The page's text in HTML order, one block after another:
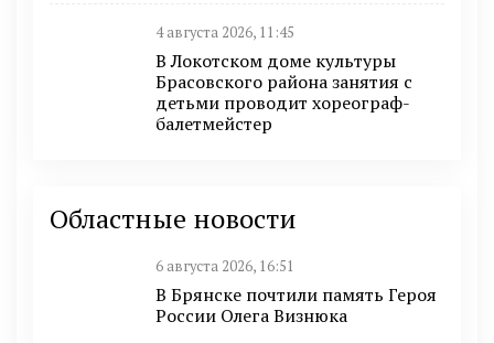
4 августа 2026, 11:45
В Локотском доме культуры
Брасовского района занятия с
детьми проводит хореограф-
балетмейстер
Областные новости
6 августа 2026, 16:51
В Брянске почтили память Героя
России Олега Визнюка